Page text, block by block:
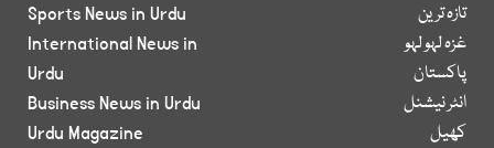
تازہ ترین
غزہ لہو لہو
پاکستان
انٹر نیشنل
کھیل
Sports News in Urdu
International News in
Urdu
Business News in Urdu
Urdu Magazine